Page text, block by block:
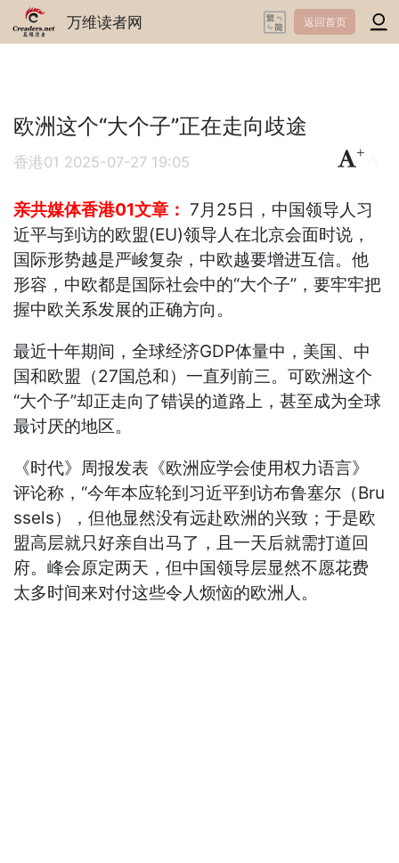
万维读者网 返回首页
欧洲这个“大个子”正在走向歧途
香港01 2025-07-27 19:05
+
亲共媒体香港01文章： 7月25日，中国领导人习
近平与到访的欧盟(EU)领导人在北京会面时说，
国际形势越是严峻复杂，中欧越要增进互信。他
形容，中欧都是国际社会中的“大个子”，要牢牢把
握中欧关系发展的正确方向。
最近十年期间，全球经济GDP体量中，美国、中
国和欧盟（27国总和）一直列前三。可欧洲这个
“大个子”却正走向了错误的道路上，甚至成为全球
最讨厌的地区。
《时代》周报发表《欧洲应学会使用权力语言》
评论称，“今年本应轮到习近平到访布鲁塞尔（Bru
ssels），但他显然没有远赴欧洲的兴致；于是欧
盟高层就只好亲自出马了，且一天后就需打道回
府。峰会原定两天，但中国领导层显然不愿花费
太多时间来对付这些令人烦恼的欧洲人。